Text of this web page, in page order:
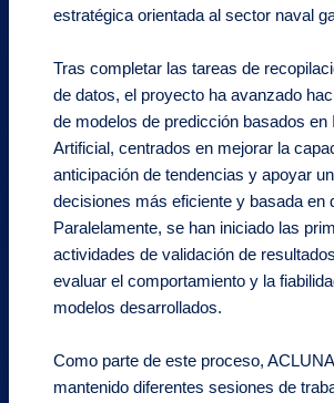
estratégica orientada al sector naval
Tras completar las tareas de
de datos, el proyecto ha avanzado
de modelos de predicción basados en
Artificial, centrados en mejorar la
anticipación de tendencias y apoyar
decisiones más eficiente y basada en
Paralelamente, se han iniciado las
actividades de validación de
evaluar el comportamiento y la
modelos desarrollados.
Como parte de este proceso,
mantenido diferentes sesiones de